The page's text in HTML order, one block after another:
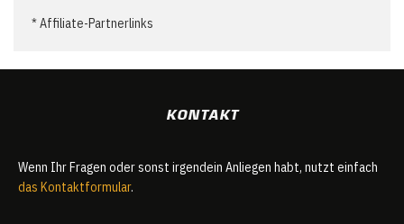
* Affiliate-Partnerlinks
KONTAKT
Wenn Ihr Fragen oder sonst irgendein Anliegen habt, nutzt einfach
das Kontaktformular.